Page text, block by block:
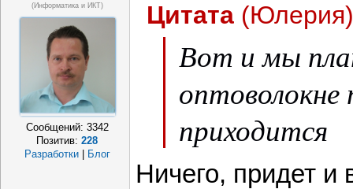
(информатика и ИКТ)
Сообщений: 3342
Позитив:228
Разработки
Блог
Цитата (Юлерия)
Вот и мы
приходится
Ничего, придет